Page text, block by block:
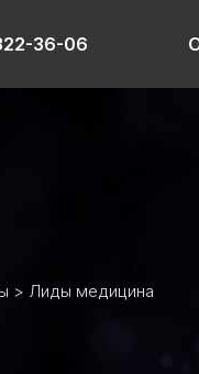
36-06
> Лиды медицина